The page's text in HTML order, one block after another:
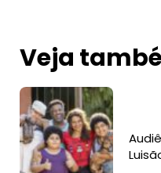
Veja